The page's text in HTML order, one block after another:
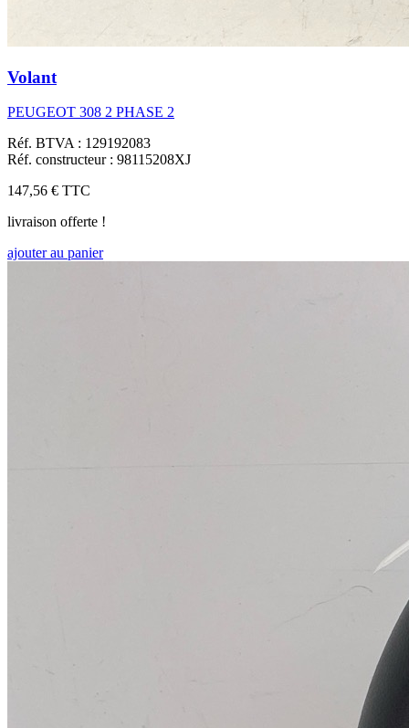
Volant
PEUGEOT 308 2 PHASE 2
Réf. BTVA : 129192083
Réf. constructeur : 98115208XJ
147,56 € TTC
livraison offerte !
ajouter au panier